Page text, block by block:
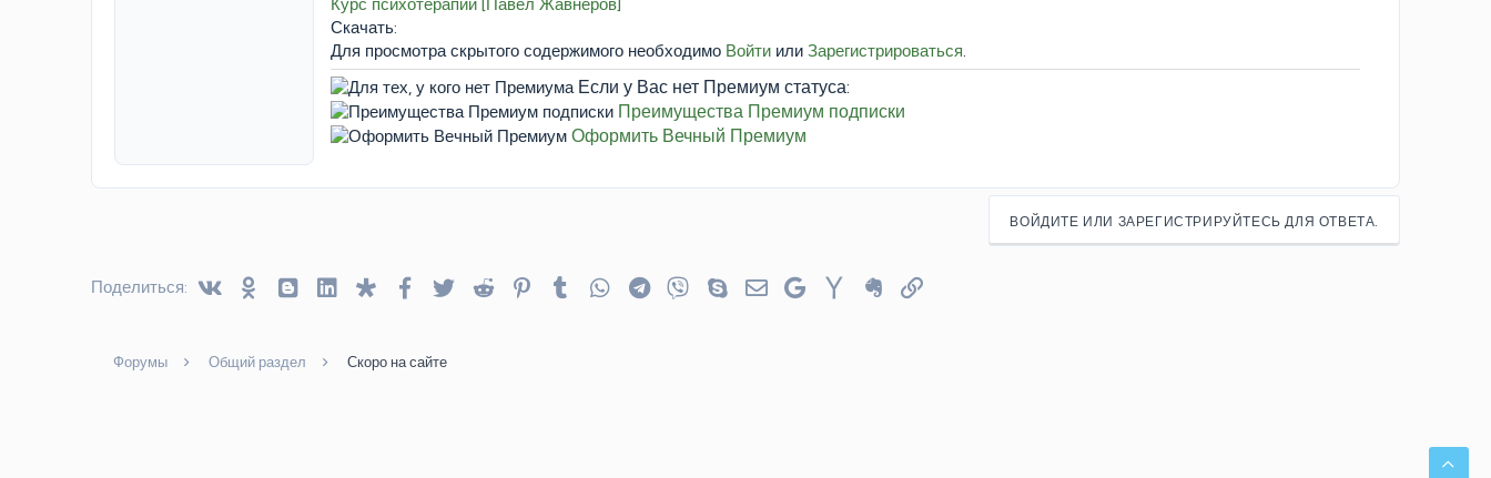
Курс психотерапии [Павел Жавнеров]
Скачать:
Для просмотра скрытого содержимого необходимо Войти или Зарегистрироваться.
Если у Вас нет Премиум статуса:
Преимущества Премиум подписки
Оформить Вечный Премиум
ВОЙДИТЕ ИЛИ ЗАРЕГИСТРИРУЙТЕСЬ ДЛЯ ОТВЕТА.
Поделиться: VkontakteOdnoklassniki
BloggerLinked InDiasporaFacebook
TwitterReddit PinterestTumblr WhatsAppTelegram
Viber SkypeЭлектронная почта
Google Yahoo EvernoteСсылка
Форумы Общий раздел Скоро на сайте